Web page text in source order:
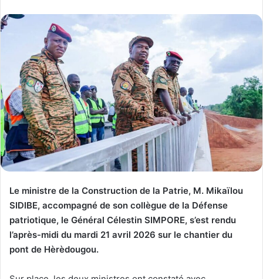
Le ministre de la Construction de la Patrie, M. Mikaïlou
SIDIBE, accompagné de son collègue de la Défense
patriotique, le Général Célestin SIMPORE, s’est rendu
l’après-midi du mardi 21 avril 2026 sur le chantier du
pont de Hèrèdougou.